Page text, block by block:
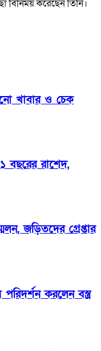
বিনিময় করেছেন তিনি।
খাবার ও চেক
বছরের রাশেদ,
জড়িতদের গ্রেপ্তার
করলেন বস্ত্র